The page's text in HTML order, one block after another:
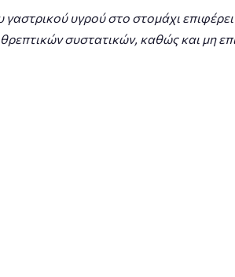
υγρού στο στομάχι
συστατικών, καθώς και μη